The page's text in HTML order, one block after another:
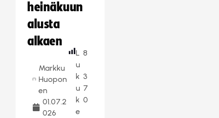
heinäkuun
alusta
alkaen
Markku
Huopon
en
01.07.2
026
L
u
k
u
k
e
8
3
7
0